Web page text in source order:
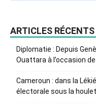
ARTICLES RÉCENTS
Diplomatie : Depuis
Ouattara à l’occasion
Cameroun : dans la
électorale sous la